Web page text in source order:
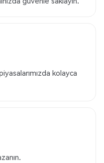
kolayca